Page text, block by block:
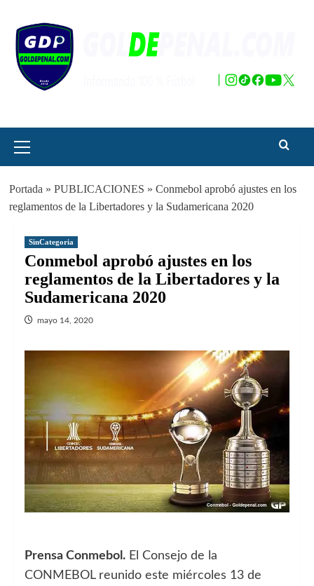
contenido
principal
Portada » PUBLICACIONES » Conmebol aprobó ajustes en los
reglamentos de la Libertadores y la Sudamericana 2020
SinCategoria
Conmebol aprobó ajustes en los
reglamentos de la Libertadores y la
Sudamericana 2020
mayo 14, 2020
Prensa Conmebol. El Consejo de la
CONMEBOL reunido este miércoles 13 de